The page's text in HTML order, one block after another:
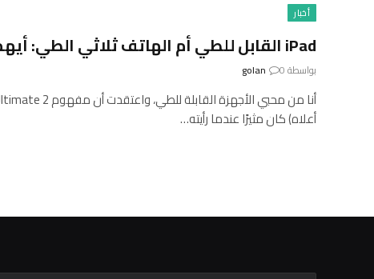
أخبار
iPad القابل للطي أم الهاتف ثلاثي الطي: أيهما أفضل؟
بواسطة golan 0
أعلاه) كان مثيرًا عندما رأيته…